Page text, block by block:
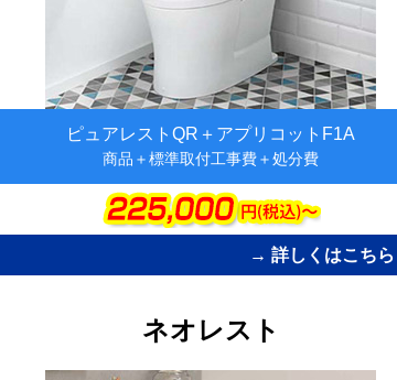
ピュアレストQR＋アプリコットF1A
商品＋標準取付工事費＋処分費
→ 詳しくはこちら
ネオレスト